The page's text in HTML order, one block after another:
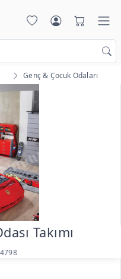
Genç & Çocuk Odaları
Takımı